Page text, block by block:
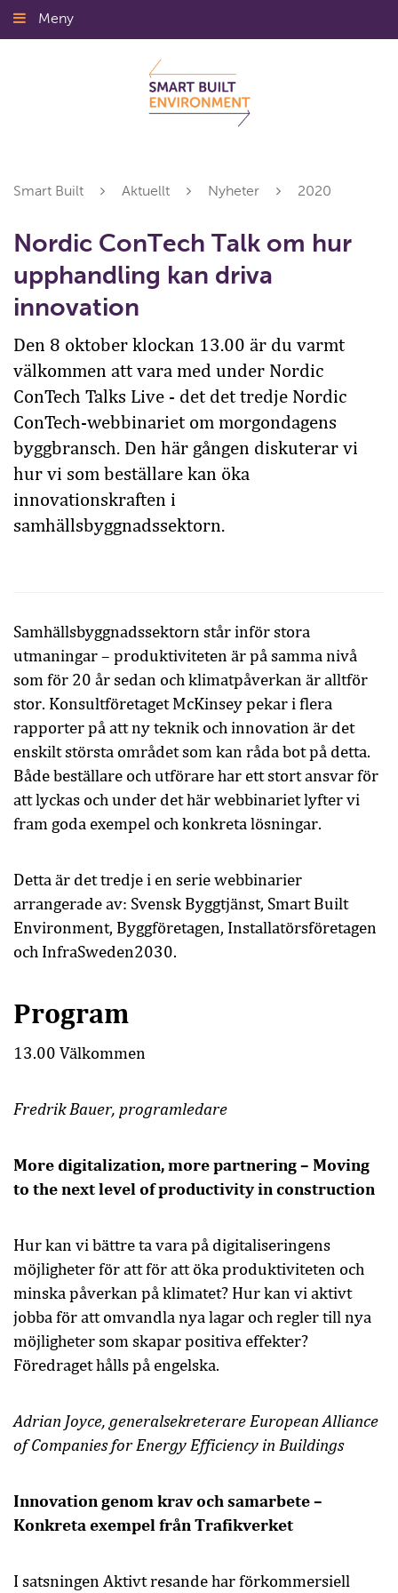
Gå
till
Meny
Smart Built Aktuellt Nyheter 2020
Nordic ConTech Talk om hur
upphandling kan driva
innovation
Den 8 oktober klockan 13.00 är du varmt
välkommen att vara med under Nordic
ConTech Talks Live - det det tredje Nordic
ConTech-webbinariet om morgondagens
byggbransch. Den här gången diskuterar vi
hur vi som beställare kan öka
innovationskraften i
samhällsbyggnadssektorn.
Samhällsbyggnadssektorn står inför stora
utmaningar – produktiviteten är på samma nivå
som för 20 år sedan och klimatpåverkan är alltför
stor. Konsultföretaget McKinsey pekar i flera
rapporter på att ny teknik och innovation är det
enskilt största området som kan råda bot på detta.
Både beställare och utförare har ett stort ansvar för
att lyckas och under det här webbinariet lyfter vi
fram goda exempel och konkreta lösningar.
Detta är det tredje i en serie webbinarier
arrangerade av: Svensk Byggtjänst, Smart Built
Environment, Byggföretagen, Installatörsföretagen
och InfraSweden2030.
Program
13.00 Välkommen
Fredrik Bauer, programledare
More digitalization, more partnering – Moving
to the next level of productivity in construction
Hur kan vi bättre ta vara på digitaliseringens
möjligheter för att för att öka produktiviteten och
minska påverkan på klimatet? Hur kan vi aktivt
jobba för att omvandla nya lagar och regler till nya
möjligheter som skapar positiva effekter?
Föredraget hålls på engelska.
Adrian Joyce, generalsekreterare European Alliance
of Companies for Energy Efficiency in Buildings
Innovation genom krav och samarbete –
Konkreta exempel från Trafikverket
I satsningen Aktivt resande har förkommersiell